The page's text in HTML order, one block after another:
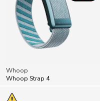
Whoop
Whoop Strap 4